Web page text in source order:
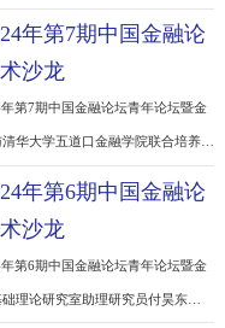
经济有显著的溢出影响，并探
术沙龙
年第8期中国金融论坛青年论坛暨
，基于此对美国未来的通胀走势
给出了调整建议。人民银行总行
年第7期中国金融
术沙龙
年第7期中国金融论坛青年论坛暨
清华大学五道口金融学院联合培
作学术报告。沈博文分析了美元
年第6期中国金融